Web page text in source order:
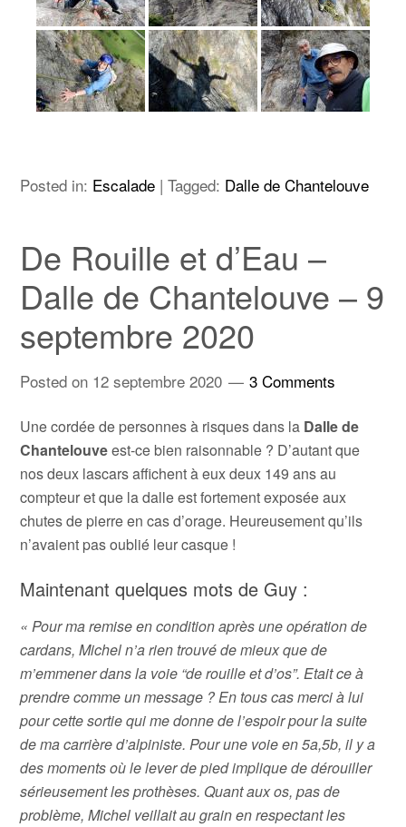
Posted in: Escalade |Tagged: Dalle de Chantelouve
De Rouille et d’Eau –
Dalle de Chantelouve – 9
septembre 2020
Posted on 12 septembre 2020 3 Comments
Une cordée de personnes à risques dans la Dalle de
Chantelouveest-ce bien raisonnable ? D’autant que
nos deux lascars affichent à eux deux 149 ans au
compteur et que la dalle est fortement exposée aux
chutes de pierre en cas d’orage. Heureusement qu’ils
n’avaient pas oublié leur casque !
Maintenant quelques mots de Guy :
« Pour ma remise en condition après une opération de
cardans, Michel n’a rien trouvé de mieux que de
m’emmener dans la voie “de rouille et d’os”. Etait ce à
prendre comme un message ? En tous cas merci à lui
pour cette sortie qui me donne de l’espoir pour la suite
de ma carrière d’alpiniste. Pour une voie en 5a,5b, il y a
des moments où le lever de pied implique de dérouiller
sérieusement les prothèses. Quant aux os, pas de
problème, Michel veillait au grain en respectant les